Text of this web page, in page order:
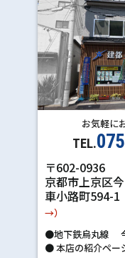
お気軽に
TEL.
〒602-0936
京都市上京区
車小路町594-1
→）
●地下鉄烏丸線
●本店の紹介ペ